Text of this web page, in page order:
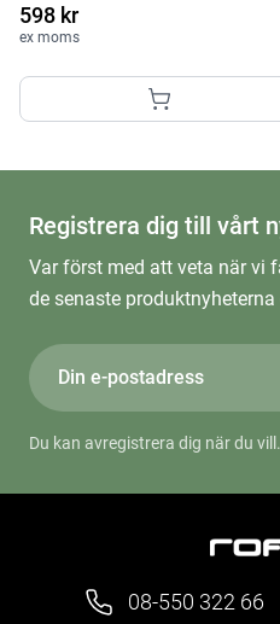
598 kr
ex moms
Registrera dig till vårt
Var först med att veta när vi
de senaste
Du kan avregistrera dig när du
08-550 322 66